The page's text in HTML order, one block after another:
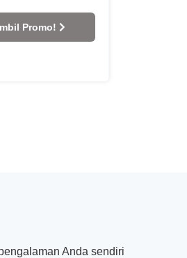
Promo!
Anda sendiri